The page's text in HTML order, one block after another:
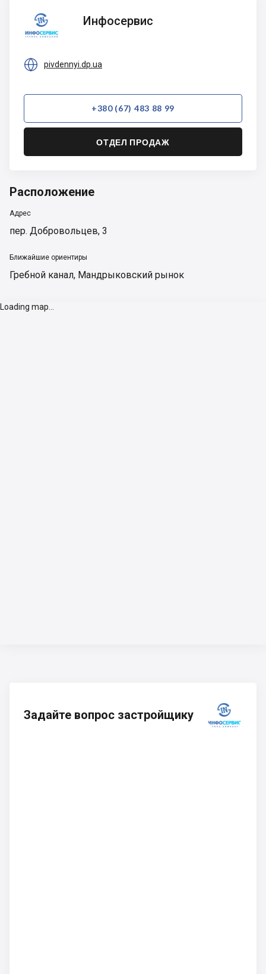
Инфосервис
Инфосервис
 pivdennyi.dp.ua
+380 (67) 483 88 99
ОТДЕЛ ПРОДАЖ
Расположение
Адрес
пер. Добровольцев, 3
Ближайшие ориентиры
Гребной канал, Мандрыковский рынок
Loading map...
Задайте вопрос застройщику